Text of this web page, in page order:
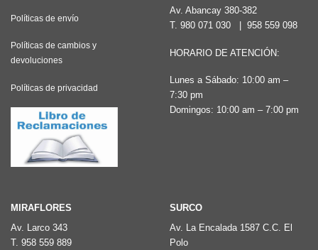
se
elegir
en
la
página
de
Políticas de envío
Políticas de cambios y
devoluciones
Políticas de privacidad
Av. Abancay 380-382
T. 980 071 030 958 559 098
HORARIO DE ATENCIÓN:
Lunes a Sábado: 10:00 am –
7:30 pm
Domingos: 10:00 am – 7:00 pm
MIRAFLORES
Av. Larco 343
T. 958 559 889
SURCO
Av. La Encalada 1587 C.C. El
Polo